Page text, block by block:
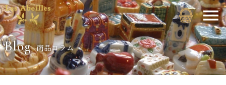
Blog 商品コラム